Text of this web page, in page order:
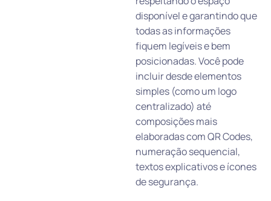
disponível e garantindo que
todas as informações
fiquem legíveis e bem
posicionadas. Você pode
incluir desde elementos
simples (como um logo
centralizado) até
composições mais
elaboradas com QR Codes,
numeração sequencial,
textos explicativos e ícones
de segurança.